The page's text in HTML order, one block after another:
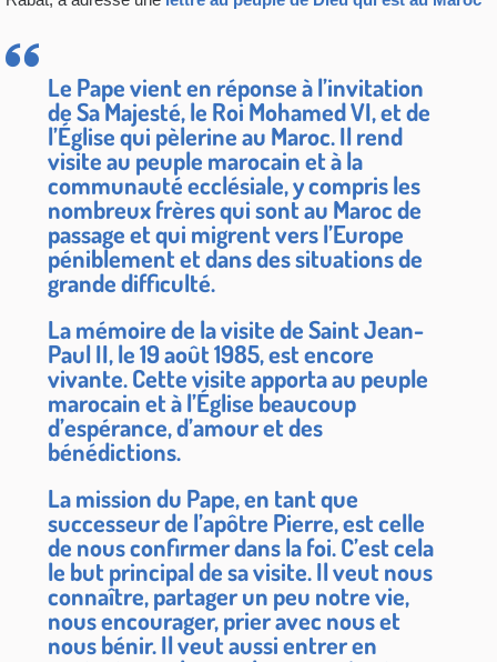
Le Pape vient en réponse à l’invitation
de Sa Majesté, le Roi Mohamed VI, et de
l’Église qui pèlerine au Maroc. Il rend
visite au peuple marocain et à la
communauté ecclésiale, y compris les
nombreux frères qui sont au Maroc de
passage et qui migrent vers l’Europe
péniblement et dans des situations de
grande difficulté.
La mémoire de la visite de Saint Jean-
Paul II, le 19 août 1985, est encore
vivante. Cette visite apporta au peuple
marocain et à l’Église beaucoup
d’espérance, d’amour et des
bénédictions.
La mission du Pape, en tant que
successeur de l’apôtre Pierre, est celle
de nous confirmer dans la foi. C’est cela
le but principal de sa visite. Il veut nous
connaître, partager un peu notre vie,
nous encourager, prier avec nous et
nous bénir. Il veut aussi entrer en